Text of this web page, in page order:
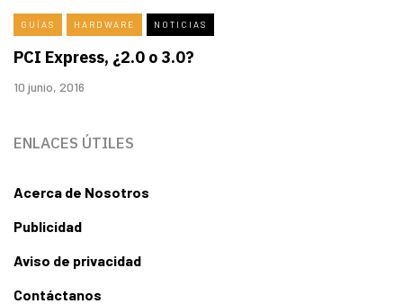
GUÍAS HARDWARE NOTICIAS
PCI Express, ¿2.0 o 3.0?
10 junio, 2016
ENLACES ÚTILES
Acerca de Nosotros
Publicidad
Aviso de privacidad
Contáctanos